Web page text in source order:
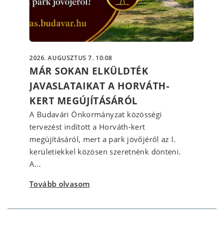
2026. AUGUSZTUS 7. 10:08
MÁR SOKAN ELKÜLDTÉK
JAVASLATAIKAT A HORVÁTH-
KERT MEGÚJÍTÁSÁRÓL
A Budavári Önkormányzat közösségi
tervezést indított a Horváth-kert
megújításáról, mert a park jövőjéről az I.
kerületiekkel közösen szeretnénk dönteni.
A...
Tovább olvasom